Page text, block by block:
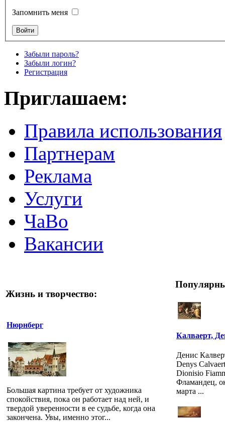
Запомнить меня
Забыли пароль?
Забыли логин?
Регистрация
Приглашаем:
Правила использования
Партнерам
Реклама
Услуги
ЧаВо
Вакансии
Жизнь и творчество:
Нюрнберг
Большая картина требует от художника
спокойствия, пока он работает над ней, и
твердой уверенности в ее судьбе, когда она
закончена. Увы, именно этог...
Калваерт,
Денис
Denys
Dionisio
Фламандец,
марта ...